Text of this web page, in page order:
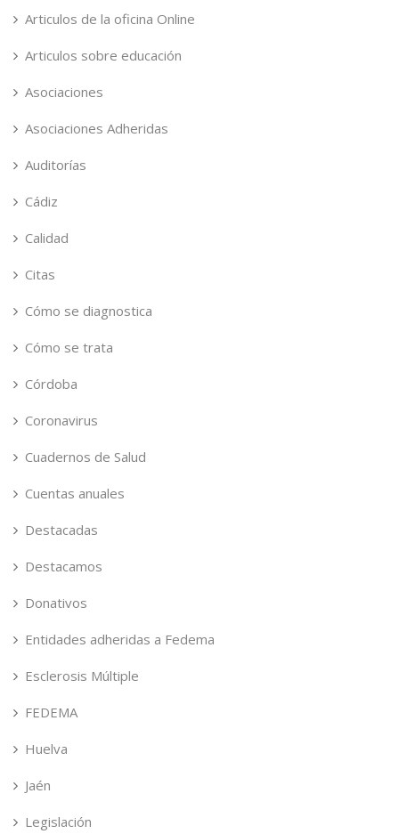
Articulos de la oficina Online
Articulos sobre educación
Asociaciones
Asociaciones Adheridas
Auditorías
Cádiz
Calidad
Citas
Cómo se diagnostica
Cómo se trata
Córdoba
Coronavirus
Cuadernos de Salud
Cuentas anuales
Destacadas
Destacamos
Donativos
Entidades adheridas a Fedema
Esclerosis Múltiple
FEDEMA
Huelva
Jaén
Legislación